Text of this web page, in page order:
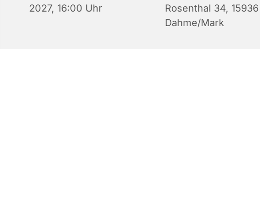
2027, 16:00 Uhr
Rosenthal 34, 15936
Dahme/Mark